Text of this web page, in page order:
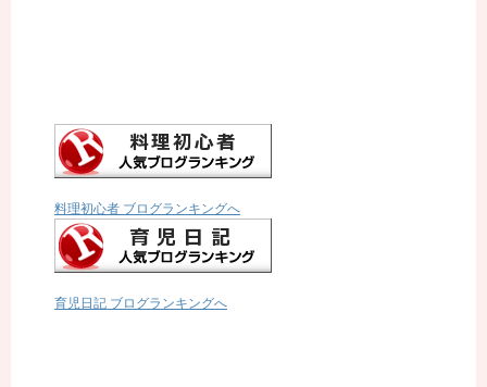
料理初心者 ブログランキングへ
育児日記 ブログランキングへ